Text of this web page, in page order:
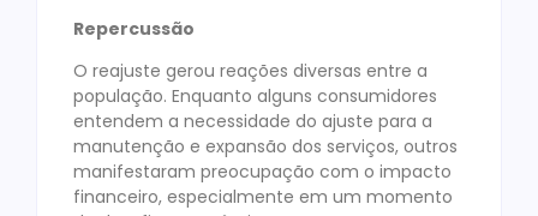
Repercussão
O reajuste gerou reações diversas entre a
população. Enquanto alguns consumidores
entendem a necessidade do ajuste para a
manutenção e expansão dos serviços, outros
manifestaram preocupação com o impacto
financeiro, especialmente em um momento